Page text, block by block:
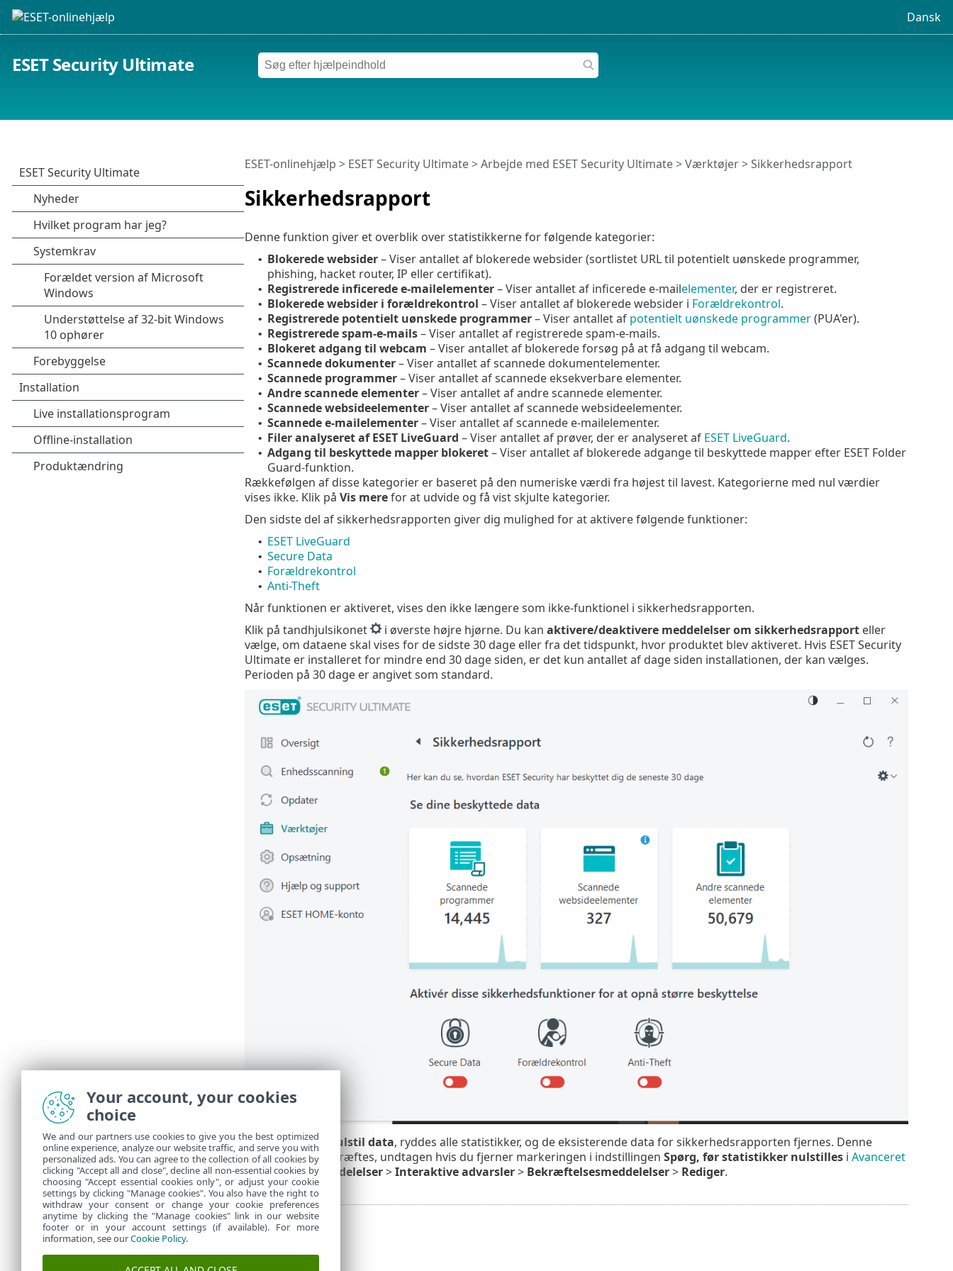
Dansk
ESET Security Ultimate
Sikkerhedsrapport
ESET-onlinehjælp > ESET Security Ultimate>Arbejde med ESET Security Ultimate>Værktøjer> Sikkerhedsrapport
Denne funktion giver et overblik over statistikkerne for følgende kategorier:
• Blokerede websider– Viser antallet af blokerede websider (sortlistet URL til potentielt uønskede programmer,
phishing, hacket router, IP eller certifikat).
• Registrerede inficerede e-mailelementer– Viser antallet af inficerede e-mailelementer, der er registreret.
• Blokerede websider i forældrekontrol – Viser antallet af blokerede websider i Forældrekontrol.
• Registrerede potentielt uønskede programmer– Viser antallet af potentielt uønskede programmer(PUA'er).
• Registrerede spam-e-mails– Viser antallet af registrerede spam-e-mails.
• Blokeret adgang til webcam – Viser antallet af blokerede forsøg på at få adgang til webcam.
• Scannede dokumenter– Viser antallet af scannede dokumentelementer.
• Scannede programmer– Viser antallet af scannede eksekverbare elementer.
• Andre scannede elementer– Viser antallet af andre scannede elementer.
• Scannede websideelementer– Viser antallet af scannede websideelementer.
• Scannede e-mailelementer– Viser antallet af scannede e-mailelementer.
• Filer analyseret af ESET LiveGuard – Viser antallet af prøver, der er analyseret af ESET LiveGuard.
• Adgang til beskyttede mapper blokeret– Viserantallet af blokerede adgange til beskyttede mapper efter ESET Folder
Guard-funktion.
Rækkefølgen af disse kategorier er baseret på den numeriske værdi fra højest til lavest. Kategorierne med nul værdier
vises ikke. Klik på Vis merefor at udvide og få vist skjulte kategorier.
Den sidste del af sikkerhedsrapporten giver dig mulighed for at aktivere følgende funktioner:
• ESET LiveGuard
• Secure Data
• Forældrekontrol
• Anti-Theft
Når funktionen er aktiveret, vises den ikke længere som ikke-funktionel i sikkerhedsrapporten.
Klik på tandhjulsikonet
i øverste højre hjørne. Du kan aktivere/deaktivere meddelelser om sikkerhedsrapporteller
vælge, om dataene skal vises for de sidste 30 dage eller fra det tidspunkt, hvor produktet blev aktiveret. Hvis ESET Security
Ultimate er installeret for mindre end 30 dage siden, er det kun antallet af dage siden installationen, der kan vælges.
Perioden på 30 dage er angivet som standard.
Hvis du vælger Nulstil data, ryddes alle statistikker, og de eksisterende data for sikkerhedsrapporten fjernes. Denne
handling skal bekræftes, undtagen hvis du fjerner markeringen i indstillingen Spørg, før statistikker nulstillesi Avanceret
opsætning>Meddelelser>Interaktive advarsler> Bekræftelsesmeddelelser> Rediger.
Your account, your cookies
choice
We and our partners use cookies to give you the best optimized
online experience, analyze our website traffic, and serve you with
personalized ads. You can agree to the collection of all cookies by
clicking "Accept all and close", decline all non-essential cookies by
choosing "Accept essential cookies only", or adjust your cookie
settings by clicking "Manage cookies". You also have the right to
withdraw your consent or change your cookie preferences
anytime by clicking the "Manage cookies" link in our website
footer or in your account settings (if available). For more
information, see ourCookie Policy.